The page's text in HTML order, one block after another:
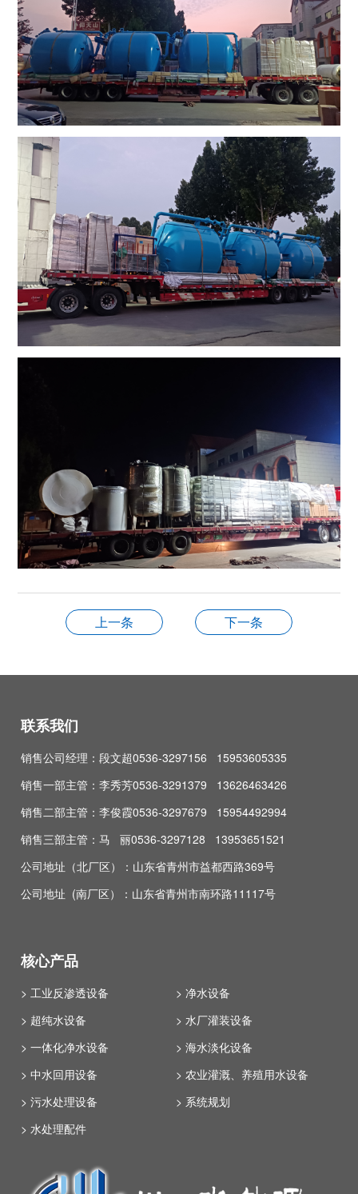
上一条 下一条
联系我们
销售公司经理：段文超0536-3297156 15953605335
销售一部主管：李秀芳0536-3291379 13626463426
销售二部主管：李俊霞0536-3297679 15954492994
销售三部主管：马 丽0536-3297128 13953651521
公司地址（北厂区）：山东省青州市益都西路369号
公司地址 (南厂区）：山东省青州市南环路11117号
核心产品
> 工业反渗透设备
> 净水设备
> 超纯水设备
> 水厂灌装设备
> 一体化净水设备
> 海水淡化设备
> 中水回用设备
> 农业灌溉、养殖用水设备
> 污水处理设备
> 系统规划
> 水处理配件